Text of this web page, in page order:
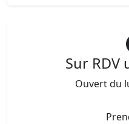
Sur
Ouvert du